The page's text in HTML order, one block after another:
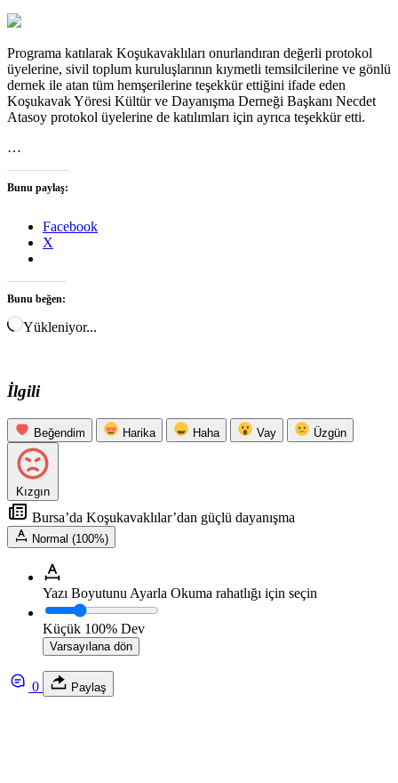
Programa katılarak Koşukavaklıları onurlandıran değerli protokol
üyelerine, sivil toplum kuruluşlarının kıymetli temsilcilerine ve gönlü
dernek ile atan tüm hemşerilerine teşekkür ettiğini ifade eden
Koşukavak Yöresi Kültür ve Dayanışma Derneği Başkanı Necdet
Atasoy protokol üyelerine de katılımları için ayrıca teşekkür etti.
…
Bunu paylaş:
Facebook
X
Bunu beğen:
Yükleniyor...
İlgili
Beğendim Harika Haha Vay Üzgün
Kızgın
Bursa’da Koşukavaklılar’dan güçlü dayanışma
Normal (100%)
Yazı Boyutunu Ayarla Okuma rahatlığı için seçin
Küçük 100% Dev
Varsayılana dön
0 Paylaş